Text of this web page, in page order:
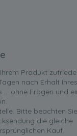
Produkt
nach Erhalt Ihres
ohne Fragen und
Bitte beachten
die gleiche
Kauf.